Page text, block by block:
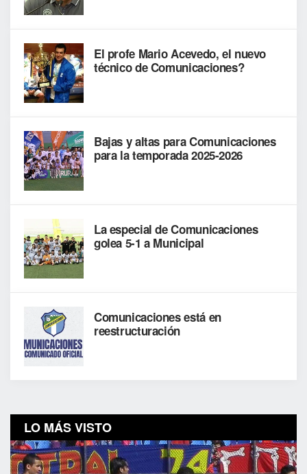
El profe Mario Acevedo, el nuevo
técnico de Comunicaciones?
Bajas y altas para Comunicaciones
para la temporada 2025-2026
La especial de Comunicaciones
golea 5-1 a Municipal
Comunicaciones está en
reestructuración
LO MÁS VISTO